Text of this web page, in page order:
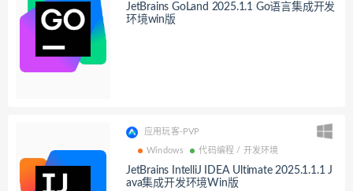
JetBrains GoLand 2025.1.1 Go语言集成开发
环境win版
应用玩客-PVP
Windows 代码编程 / 开发环境
JetBrains IntelliJ IDEA Ultimate 2025.1.1.1 J
ava集成开发环境Win版